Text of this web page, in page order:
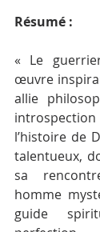
Résumé :
« Le
œuvre
allie
l’histoire de
talentueux,
sa
homme
guide